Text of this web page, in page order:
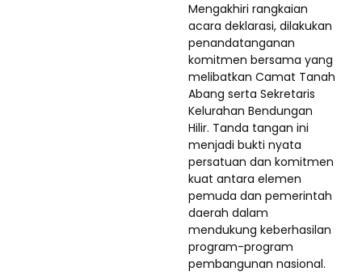
Mengakhiri rangkaian
acara deklarasi, dilakukan
penandatanganan
komitmen bersama yang
melibatkan Camat Tanah
Abang serta Sekretaris
Kelurahan Bendungan
Hilir. Tanda tangan ini
menjadi bukti nyata
persatuan dan komitmen
kuat antara elemen
pemuda dan pemerintah
daerah dalam
mendukung keberhasilan
program-program
pembangunan nasional.